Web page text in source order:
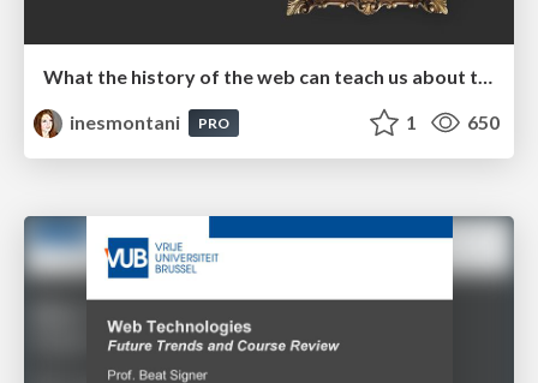
inesmontani
PRO 1 650